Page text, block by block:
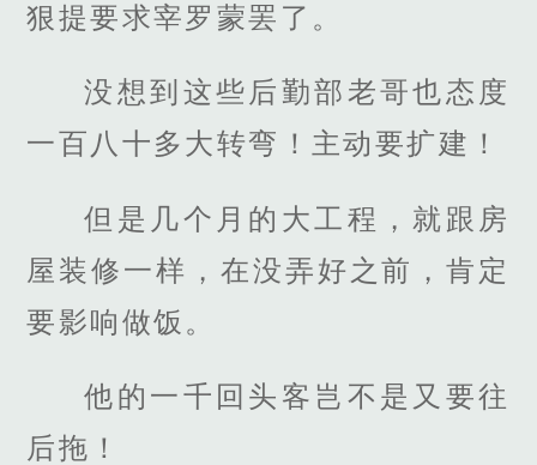
狠提要求宰罗蒙罢了。
没想到这些后勤部老哥也态度
一百八十多大转弯！主动要扩建！
但是几个月的大工程，就跟房
屋装修一样，在没弄好之前，肯定
要影响做饭。
他的一千回头客岂不是又要往
后拖！